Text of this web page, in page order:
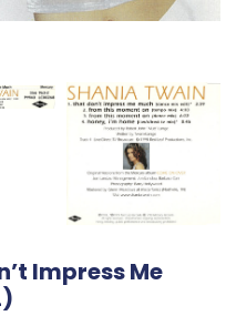
Impress Me